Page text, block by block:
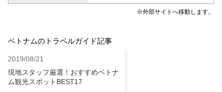
※外部サイトへ移動します。
ベトナムのトラベルガイド記事
2019/08/21
現地スタッフ厳選！おすすめベトナ
ム観光スポットBEST17